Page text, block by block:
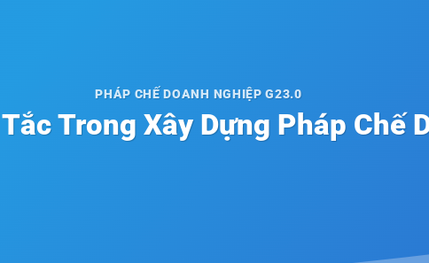
PHÁP CHẾ DOANH NGHIỆP G23.0
Trong Xây Dựng Pháp Chế